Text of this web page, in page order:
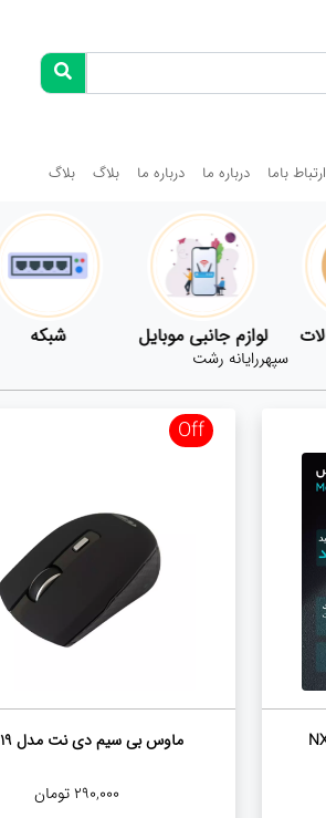
ارتباط باما درباره ما درباره ما بلاگ بلاگ
کابل انواع فن
سپهررایانه رشت
Off
ماوس بی سیم دی نت مدل DT 219
290,000تومان